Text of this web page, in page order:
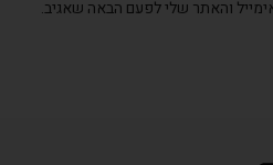
והאתר שלי לפעם הבאה שאגיב.